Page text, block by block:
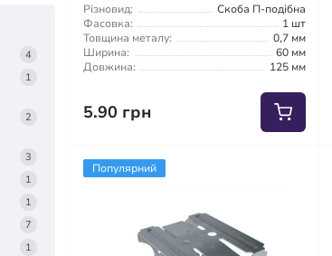
4
1
2
3
1
1
7
1
Різновид:
Скоба П-подібна
Фасовка:
1 шт
Товщина металу:
0,7 мм
Ширина:
60 мм
Довжина:
125 мм
5.90 грн
Популярний